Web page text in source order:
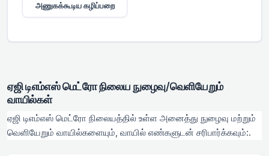
அணுகக்கூடிய கழிப்பறை
ஏஜி டிஎம்எஸ் மெட்ரோ நிலைய நுழைவு/வெளியேறும்
வாயில்கள்
ஏஜி டிஎம்எஸ் மெட்ரோ நிலையத்தில் உள்ள அனைத்து நுழைவு மற்றும்
வெளியேறும் வாயில்களையும், வாயில் எண்களுடன் சரிபார்க்கவும்:.